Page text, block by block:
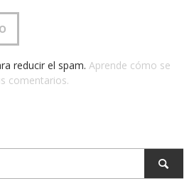
reducir el spam. Aprende cómo se
comentarios.